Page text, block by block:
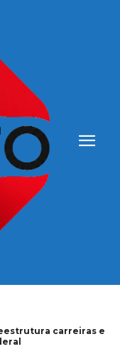
carreiras e